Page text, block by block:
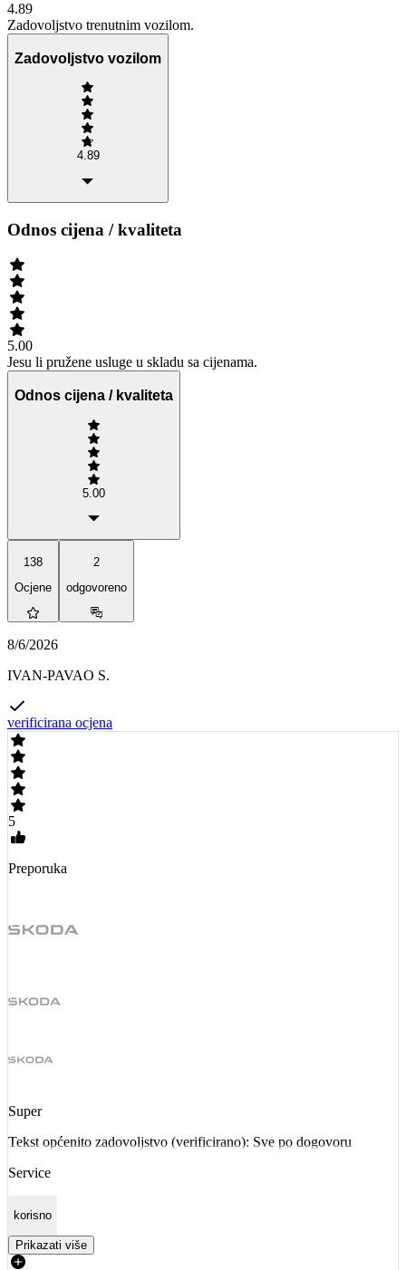
4.89
Zadovoljstvo trenutnim vozilom.
Zadovoljstvo vozilom
4.89
Odnos cijena / kvaliteta
5.00
Jesu li pružene usluge u skladu sa cijenama.
Odnos cijena / kvaliteta
5.00
138
Ocjene
2
odgovoreno
8/6/2026
IVAN-PAVAO S.
verificirana ocjena
5
Preporuka
Super
Tekst općenito zadovoljstvo (verificirano): Sve po dogovoru
Service
korisno
Prikazati više